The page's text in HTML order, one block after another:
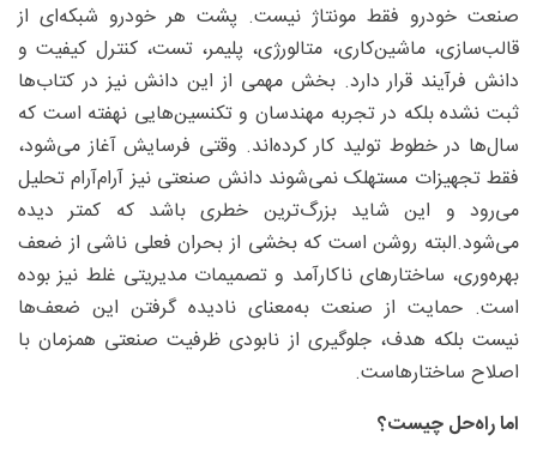
صنعت خودرو فقط مونتاژ نیست. پشت هر خودرو شبکه‌ای از
قالب‌سازی، ماشین‌کاری، متالورژی، پلیمر، تست، کنترل کیفیت و
دانش فرآیند قرار دارد. بخش مهمی از این دانش نیز در کتاب‌ها
ثبت نشده بلکه در تجربه مهندسان و تکنسین‌هایی نهفته است که
سال‌ها در خطوط تولید کار کرده‌اند. وقتی فرسایش آغاز می‌شود،
فقط تجهیزات مستهلک نمی‌شوند دانش صنعتی نیز آرام‌آرام تحلیل
می‌رود و این شاید بزرگ‌ترین خطری باشد که کمتر دیده
می‌شود.البته روشن است که بخشی از بحران فعلی ناشی از ضعف
بهره‌وری، ساختارهای ناکارآمد و تصمیمات مدیریتی غلط نیز بوده
است. حمایت از صنعت به‌معنای نادیده گرفتن این ضعف‌ها
نیست بلکه هدف، جلوگیری از نابودی ظرفیت صنعتی همزمان با
اصلاح ساختارهاست.
اما راه‌حل چیست؟